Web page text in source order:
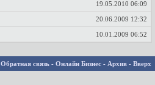
19.05.2010 06:09
20.06.2009 12:32
10.01.2009 06:52
Обратная связь - Онлайн Бизнес - Архив - Вверх